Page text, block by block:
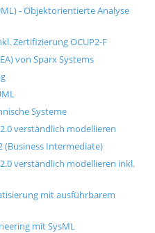
- Objektorientierte Analyse
Zertifizierung OCUP2-F
von Sparx Systems
Systeme
verständlich modellieren
(Business Intermediate)
verständlich modellieren inkl.
mit ausführbarem
mit SysML